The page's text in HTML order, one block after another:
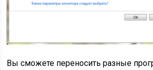
Вы сможете переносить разные